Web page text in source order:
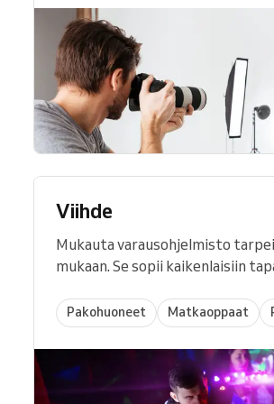
Viihde
Mukauta varausohjelmisto
mukaan. Se sopii kaikenlaisiin
Pakohuoneet Matkaoppaat